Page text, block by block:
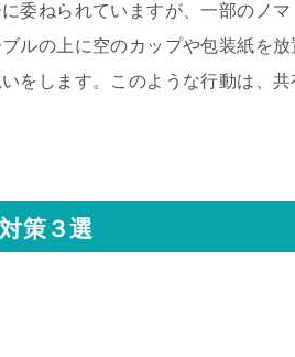
委ねられていますが、一部のノ
ルの上に空のカップや包装紙を放
をします。このような行動は、
策３選